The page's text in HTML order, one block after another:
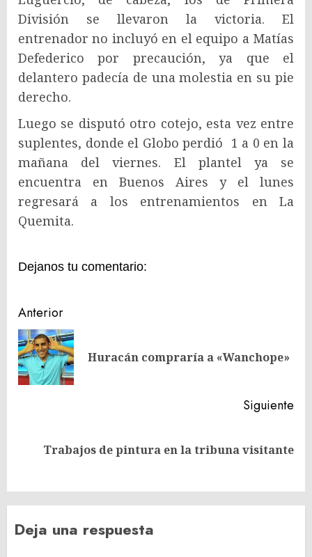
División se llevaron la victoria. El
entrenador no incluyó en el equipo a Matías
Defederico por precaución, ya que el
delantero padecía de una molestia en su pie
derecho.
Luego se disputó otro cotejo, esta vez entre
suplentes, donde el Globo perdió 1 a 0 en la
mañana del viernes. El plantel ya se
encuentra en Buenos Aires y el lunes
regresará a los entrenamientos en La
Quemita.
Dejanos tu comentario:
Navegación
de
entradas
Anterior
Huracán compraría a «Wanchope»
Siguiente
Siguiente
Trabajos de pintura en la tribuna visitante
Deja una respuesta